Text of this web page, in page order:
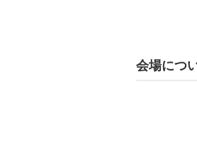
会場につ